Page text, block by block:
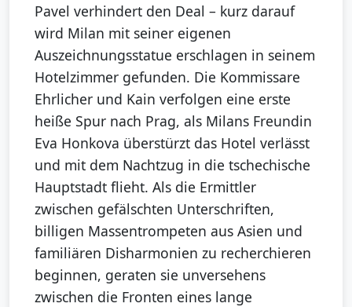
Pavel verhindert den Deal – kurz darauf
wird Milan mit seiner eigenen
Auszeichnungsstatue erschlagen in seinem
Hotelzimmer gefunden. Die Kommissare
Ehrlicher und Kain verfolgen eine erste
heiße Spur nach Prag, als Milans Freundin
Eva Honkova überstürzt das Hotel verlässt
und mit dem Nachtzug in die tschechische
Hauptstadt flieht. Als die Ermittler
zwischen gefälschten Unterschriften,
billigen Massentrompeten aus Asien und
familiären Disharmonien zu recherchieren
beginnen, geraten sie unversehens
zwischen die Fronten eines lange